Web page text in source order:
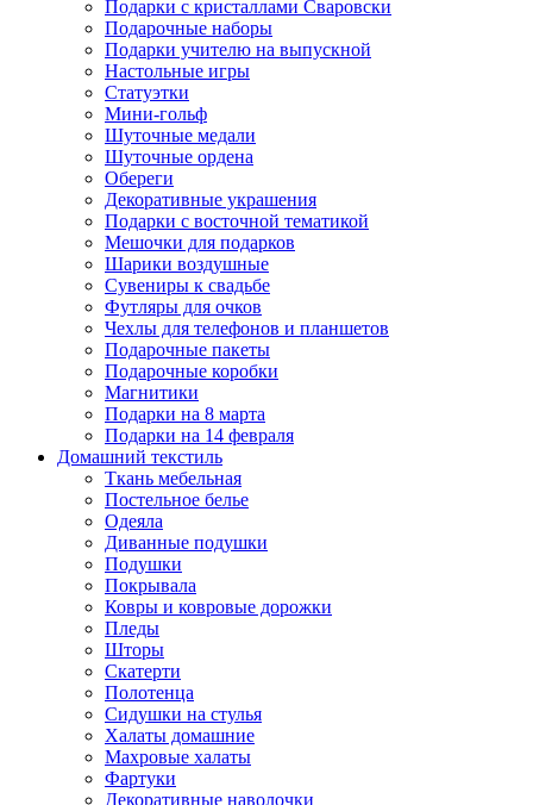
Подарки с кристаллами Сваровски
Подарочные наборы
Подарки учителю на выпускной
Настольные игры
Статуэтки
Мини-гольф
Шуточные медали
Шуточные ордена
Обереги
Декоративные украшения
Подарки с восточной тематикой
Мешочки для подарков
Шарики воздушные
Сувениры к свадьбе
Футляры для очков
Чехлы для телефонов и планшетов
Подарочные пакеты
Подарочные коробки
Магнитики
Подарки на 8 марта
Подарки на 14 февраля
Домашний текстиль
Ткань мебельная
Постельное белье
Одеяла
Диванные подушки
Подушки
Покрывала
Ковры и ковровые дорожки
Пледы
Шторы
Скатерти
Полотенца
Сидушки на стулья
Халаты домашние
Махровые халаты
Фартуки
Декоративные наволочки